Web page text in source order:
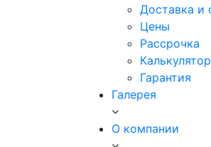
Доставка и
Цены
Рассрочка
Калькулятор
Гарантия
Галерея
О компании